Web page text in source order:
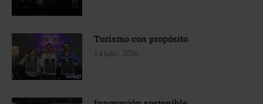
Turismo con propósito
14 julio, 2026